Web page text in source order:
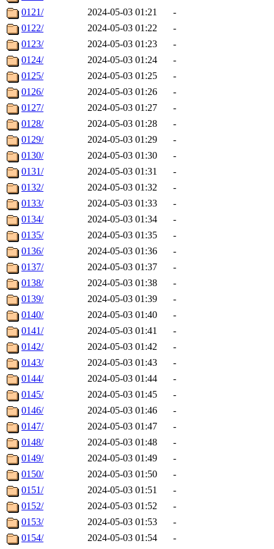
0121/
2024-05-03 01:21
-
0122/
2024-05-03 01:22
-
0123/
2024-05-03 01:23
-
0124/
2024-05-03 01:24
-
0125/
2024-05-03 01:25
-
0126/
2024-05-03 01:26
-
0127/
2024-05-03 01:27
-
0128/
2024-05-03 01:28
-
0129/
2024-05-03 01:29
-
0130/
2024-05-03 01:30
-
0131/
2024-05-03 01:31
-
0132/
2024-05-03 01:32
-
0133/
2024-05-03 01:33
-
0134/
2024-05-03 01:34
-
0135/
2024-05-03 01:35
-
0136/
2024-05-03 01:36
-
0137/
2024-05-03 01:37
-
0138/
2024-05-03 01:38
-
0139/
2024-05-03 01:39
-
0140/
2024-05-03 01:40
-
0141/
2024-05-03 01:41
-
0142/
2024-05-03 01:42
-
0143/
2024-05-03 01:43
-
0144/
2024-05-03 01:44
-
0145/
2024-05-03 01:45
-
0146/
2024-05-03 01:46
-
0147/
2024-05-03 01:47
-
0148/
2024-05-03 01:48
-
0149/
2024-05-03 01:49
-
0150/
2024-05-03 01:50
-
0151/
2024-05-03 01:51
-
0152/
2024-05-03 01:52
-
0153/
2024-05-03 01:53
-
0154/
2024-05-03 01:54
-